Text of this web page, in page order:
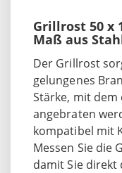
Grillrost 50 x
Maß aus
Der Grillrost
gelungenes
Stärke, mit dem
angebraten
kompatibel mit
Messen Sie die
damit Sie direkt